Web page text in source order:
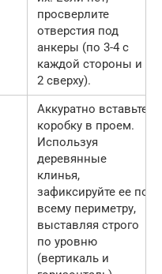
просверлите
отверстия под
анкеры (по 3-4 с
каждой стороны и
2 сверху).
Аккуратно вставьте
коробку в проем.
Используя
деревянные
клинья,
зафиксируйте ее по
всему периметру,
выставляя строго
по уровню
(вертикаль и